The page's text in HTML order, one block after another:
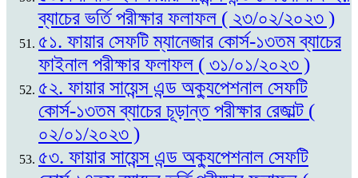
ব্যাচের ভর্তি পরীক্ষার ফলাফল ( ২৩/০২/২০২৩ )
৫১. ফায়ার সেফটি ম্যানেজার কোর্স-১৩তম ব্যাচের
ফাইনাল পরীক্ষার ফলাফল ( ৩১/০১/২০২৩ )
৫২. ফায়ার সায়েন্স এন্ড অক্যুপেশনাল সেফটি
কোর্স-১৩তম ব্যাচের চূড়ান্ত পরীক্ষার রেজাল্ট (
০২/০১/২০২৩ )
৫৩. ফায়ার সায়েন্স এন্ড অক্যুপেশনাল সেফটি